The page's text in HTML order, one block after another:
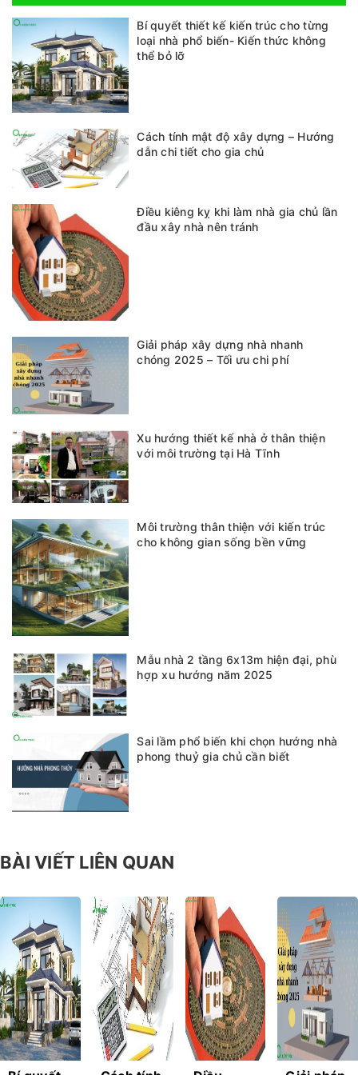
Bí quyết thiết kế kiến trúc cho từng
loại nhà phổ biến- Kiến thức không
thể bỏ lỡ
Cách tính mật độ xây dựng – Hướng
dẫn chi tiết cho gia chủ
Điều kiêng kỵ khi làm nhà gia chủ lần
đầu xây nhà nên tránh
Giải pháp xây dựng nhà nhanh
chóng 2025 – Tối ưu chi phí
Xu hướng thiết kế nhà ở thân thiện
với môi trường tại Hà Tĩnh
Môi trường thân thiện với kiến trúc
cho không gian sống bền vững
Mẫu nhà 2 tầng 6x13m hiện đại, phù
hợp xu hướng năm 2025
Sai lầm phổ biến khi chọn hướng nhà
phong thuỷ gia chủ cần biết
BÀI VIẾT LIÊN QUAN